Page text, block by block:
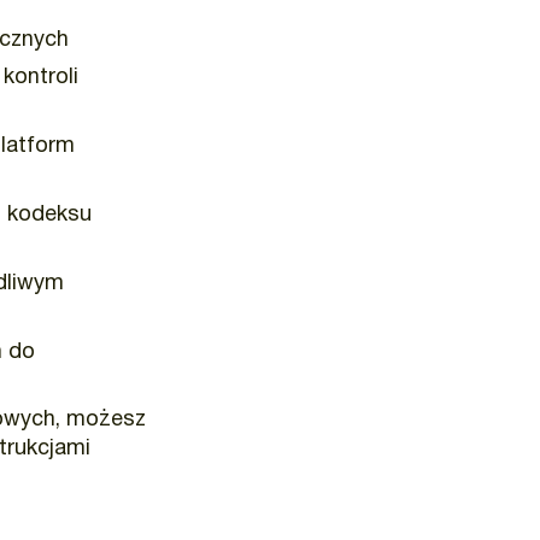
kontroli
kodeksu
do
możesz